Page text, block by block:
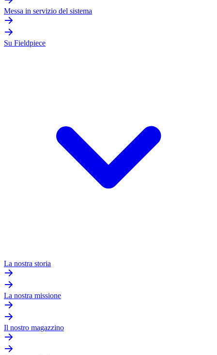
Messa in servizio del sistema
Su Fieldpiece
La nostra storia
La nostra missione
Il nostro magazzino